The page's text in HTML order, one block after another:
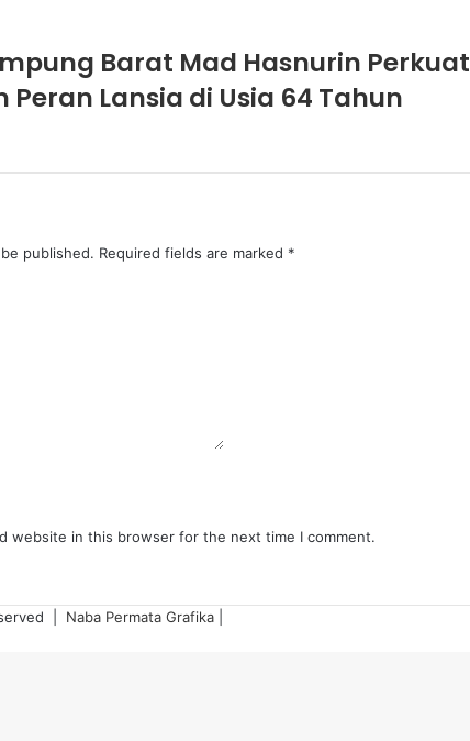
Barat Mad Hasnurin Perkuat
Lansia di Usia 64 Tahun
published. Required fields are marked *
website in this browser for the next time I comment.
| Naba Permata Grafika